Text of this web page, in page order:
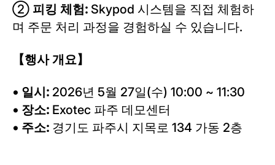
② 피킹 체험: Skypod 시스템을 직접 체험하
며 주문 처리 과정을 경험하실 수 있습니다.
【행사 개요】
• 일시: 2026년 5월 27일(수) 10:00 ~ 11:30
• 장소: Exotec 파주 데모센터
• 주소: 경기도 파주시 지목로 134 가동 2층